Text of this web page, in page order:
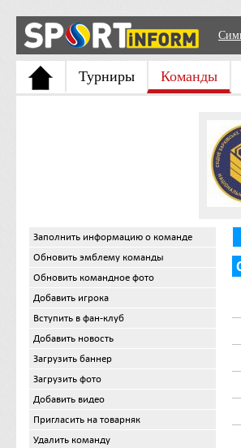
Турниры Команды
Заполнить информацию о команде
Обновить эмблему команды
Обновить командное фото
Добавить игрока
Вступить в фан-клуб
Добавить новость
Загрузить баннер
Загрузить фото
Добавить видео
Пригласить на товарняк
Удалить команду